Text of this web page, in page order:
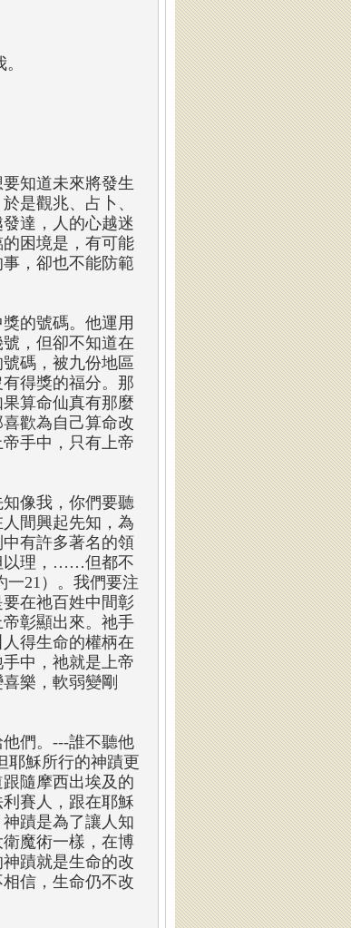
知道未來將發生
是觀兆、占卜、
達，人的心越迷
困境是，有可能
，卻也不能防範
的號碼。他運用
，但卻不知道在
碼，被九份地區
得獎的福分。那
算命仙真有那麼
歡為自己算命改
手中，只有上帝
像我，你們要聽
間興起先知，為
有許多著名的領
以理，……但都不
一21）。我們要注
在祂百姓中間彰
彰顯出來。祂手
得生命的權柄在
中，祂就是上帝
樂，軟弱變剛
們。---誰不聽他
耶穌所行的神蹟更
隨摩西出埃及的
賽人，跟在耶穌
蹟是為了讓人知
魔術一樣，在博
蹟就是生命的改
信，生命仍不改